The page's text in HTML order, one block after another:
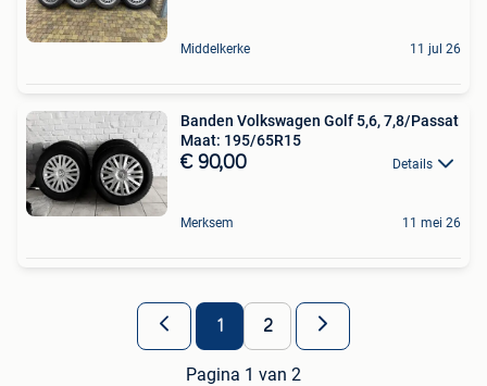
Middelkerke 11 jul 26
Banden Volkswagen Golf 5,6, 7,8/Passat
Maat: 195/65R15
€ 90,00 Details
Merksem 11 mei 26
1 2
Pagina 1 van 2